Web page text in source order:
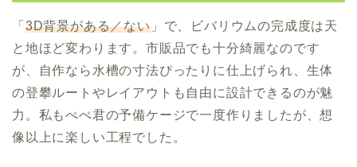
「 3D背景がある／ない」で、ビバリウムの完成度は天
と地ほど変わります。市販品でも十分綺麗なのです
が、自作なら水槽の寸法ぴったりに仕上げられ、生体
の登攀ルートやレイアウトも自由に設計できるのが魅
力。私もぺぺ君の予備ケージで一度作りましたが、想
像以上に楽しい工程でした。